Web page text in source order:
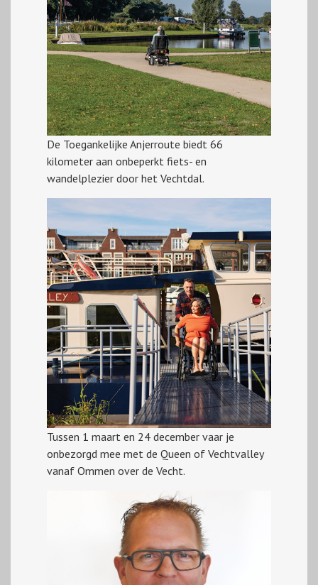
De Toegankelijke Anjerroute biedt 66
kilometer aan onbeperkt fiets- en
wandelplezier door het Vechtdal.
Tussen 1 maart en 24 december vaar je
onbezorgd mee met de Queen of Vechtvalley
vanaf Ommen over de Vecht.